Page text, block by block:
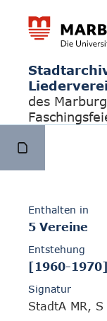
des
Enthalten in
5 Vereine
Entstehung
[1960-1970]
Signatur
StadtA MR,